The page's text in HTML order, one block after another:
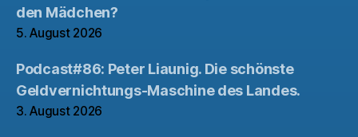
den Mädchen?
5. August 2026
Podcast#86: Peter Liaunig. Die schönste
Geldvernichtungs-Maschine des Landes.
3. August 2026